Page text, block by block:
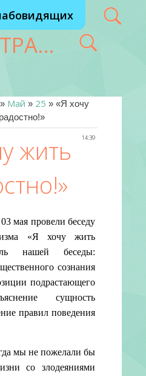
СИСТЕМА Г. РЕУТОВ
» Май » 25 » «Я хочу
14:39
жить
мая провели беседу
«Я хочу жить
нашей беседы:
сознания
подрастающего
сущность
правил поведения
мы не пожелали бы
со злодеяниями